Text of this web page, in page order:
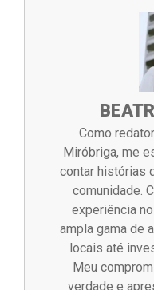
Como
Miróbriga, me
contar histórias
comunidade.
experiência
ampla gama de
locais até
Meu
verdade e